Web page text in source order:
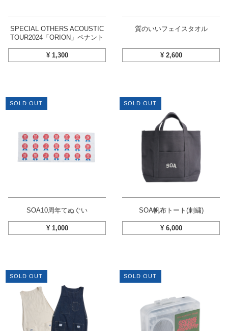
SPECIAL OTHERS ACOUSTIC
TOUR2024「ORION」ペナント
¥ 1,300
質のいいフェイスタオル
¥ 2,600
SOLD OUT
SOA10周年てぬぐい
¥ 1,000
SOLD OUT
SOA帆布トート(刺繍)
¥ 6,000
SOLD OUT SOLD OUT